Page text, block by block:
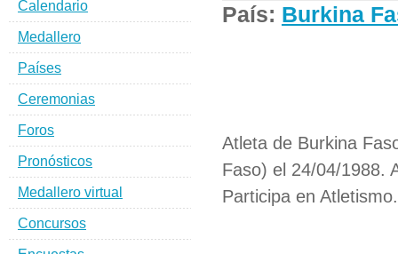
País: Burkina
Atleta de Burkina
Faso) el 24/04/1988.
Participa en Atletismo.
Calendario
Medallero
Países
Ceremonias
Foros
Pronósticos
Medallero virtual
Concursos